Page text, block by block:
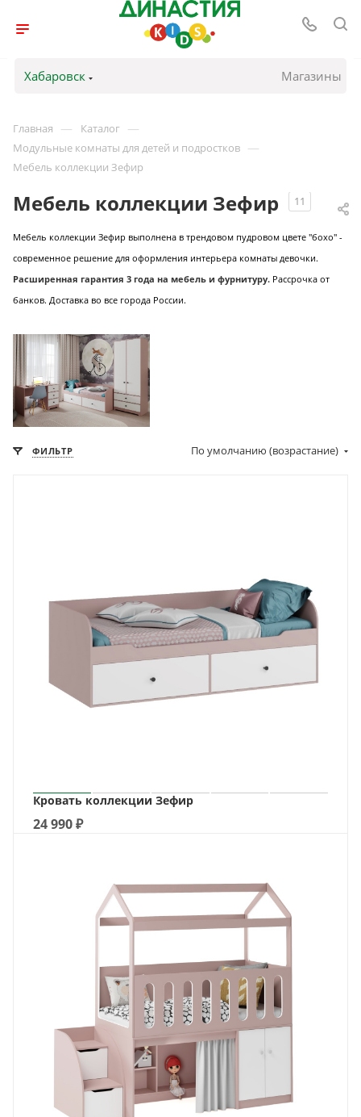
Хабаровск Магазины
Главная — Каталог —
Модульные комнаты для детей и подростков —
Мебель коллекции Зефир
Мебель коллекции Зефир 11
Мебель коллекции Зефир выполнена в трендовом пудровом цвете "бохо" -
современное решение для оформления интерьера комнаты девочки.
Расширенная гарантия 3 года на мебель и фурнитуру. Рассрочка от
банков. Доставка во все города России.
ФИЛЬТР По умолчанию (возрастание)
Кровать коллекции Зефир
24 990₽